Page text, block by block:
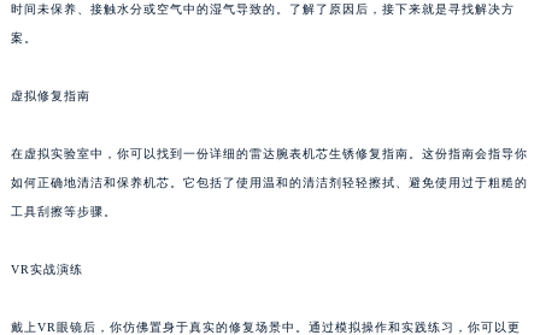
时间未保养、接触水分或空气中的湿气导致的。了解了原因后，接下来就是寻找解决方
案。
虚拟修复指南
在虚拟实验室中，你可以找到一份详细的雷达腕表机芯生锈修复指南。这份指南会指导你
如何正确地清洁和保养机芯。它包括了使用温和的清洁剂轻轻擦拭、避免使用过于粗糙的
工具刮擦等步骤。
VR实战演练
戴上VR眼镜后，你仿佛置身于真实的修复场景中。通过模拟操作和实践练习，你可以更